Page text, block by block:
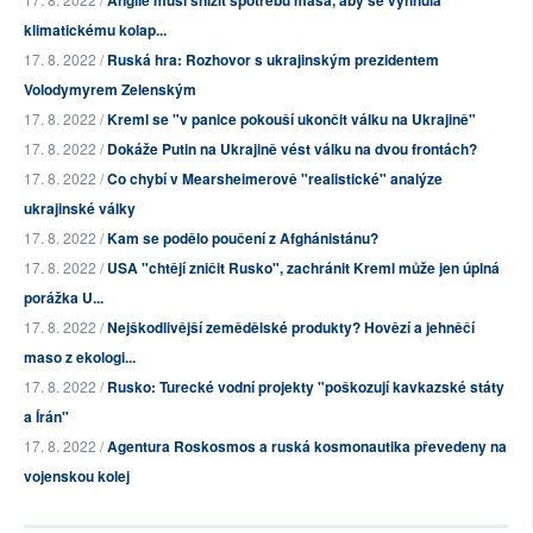
klimatickému kolap...
17. 8. 2022 /Ruská hra: Rozhovor s ukrajinským prezidentem
Volodymyrem Zelenským
17. 8. 2022 /Kreml se "v panice pokouší ukončit válku na Ukrajině"
17. 8. 2022 /Dokáže Putin na Ukrajině vést válku na dvou frontách?
17. 8. 2022 /Co chybí v Mearsheimerově "realistické" analýze
ukrajinské války
17. 8. 2022 /Kam se podělo poučení z Afghánistánu?
17. 8. 2022 /USA "chtějí zničit Rusko", zachránit Kreml může jen úplná
porážka U...
17. 8. 2022 /Nejškodlivější zemědělské produkty? Hovězí a jehněčí
maso z ekologi...
17. 8. 2022 /Rusko: Turecké vodní projekty "poškozují kavkazské státy
a Írán"
17. 8. 2022 /Agentura Roskosmos a ruská kosmonautika převedeny na
vojenskou kolej